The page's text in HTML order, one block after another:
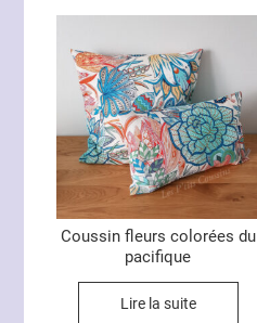
Coussin fleurs colorées du
pacifique
Lire la suite